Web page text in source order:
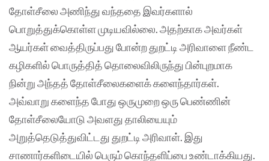
தோள்சீலை அணிந்து வந்ததை இவர்களால்
பொறுத்துக்கொள்ள முடியவில்லை. அதற்காக அவர்கள்
ஆயர்கள் வைத்திருப்பது போன்ற துறட்டி அரிவாளை நீண்ட
கழிகளில் பொருத்தித் தொலைவிலிருந்து பின்புறமாக
நின்று அந்தத் தோள்சீலைகளைக் களைந்தார்கள்.
அவ்வாறு களைந்த போது ஒருமுறை ஒரு பெண்ணின்
தோள்சீலையோடு அவளது தாலியையும்
அறுத்தெடுத்துவிட்டது துறட்டி அரிவாள். இது
சாணார்களிடையில் பெரும் கொந்தளிப்பை உண்டாக்கியது.